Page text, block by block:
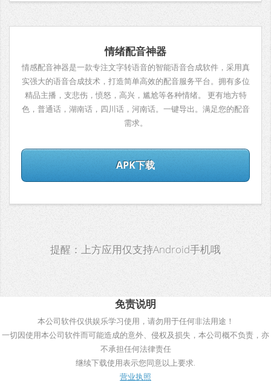
情绪配音神器
情感配音神器是一款专注文字转语音的智能语音合成软件，采用真
实强大的语音合成技术，打造简单高效的配音服务平台。拥有多位
精品主播，支悲伤，愤怒，高兴，尴尬等各种情绪。 更有地方特
色，普通话，湖南话，四川话，河南话。一键导出。满足您的配音
需求。
APK下载
提醒：上方应用仅支持Android手机哦
免责说明
本公司软件仅供娱乐学习使用，请勿用于任何非法用途！
一切因使用本公司软件而可能造成的意外、侵权及损失，本公司概不负责，亦
不承担任何法律责任
继续下载使用表示您同意以上要求.
营业执照